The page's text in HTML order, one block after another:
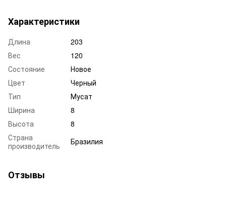
Характеристики
Длина
203
Вес
120
Состояние
Новое
Цвет
Черный
Тип
Мусат
Ширина
8
Высота
8
Страна
производитель
Бразилия
Отзывы